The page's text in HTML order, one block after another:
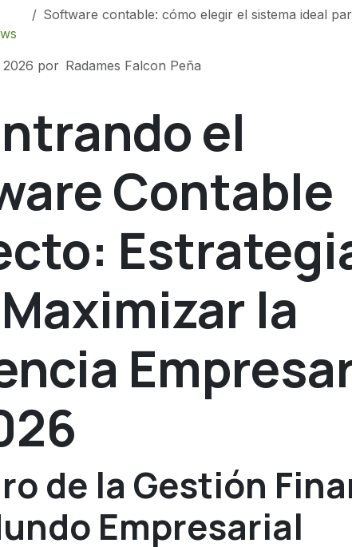
Software contable: cómo elegir el sistema ideal para tu
por Radames Falcon Peña
el
Contable
la
de la Gestión
Empresarial